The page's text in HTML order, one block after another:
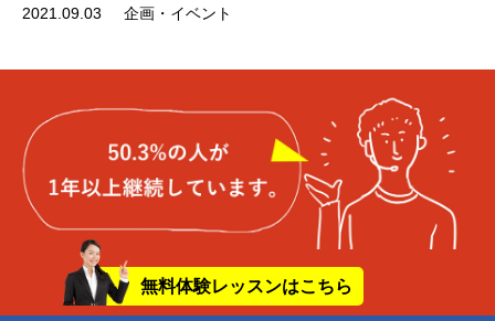
2021.09.03 企画・イベント
無料体験レッスンはこちら